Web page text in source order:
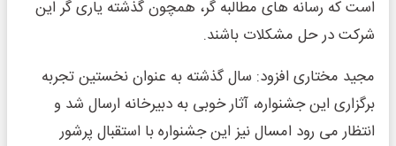
است که رسانه های مطالبه گر، همچون گذشته یاری گر این
شرکت در حل مشکلات باشند.
مجید مختاری افزود: سال گذشته به عنوان نخستین تجربه
برگزاری این جشنواره، آثار خوبی به دبیرخانه ارسال شد و
انتظار می رود امسال نیز این جشنواره با استقبال پرشور